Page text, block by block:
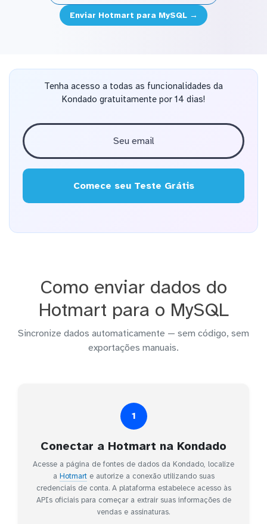
Enviar Hotmart para MySQL →
Tenha acesso a todas as funcionalidades da
Kondado gratuitamente por 14 dias!
Comece seu Teste Grátis
Como enviar dados do
Hotmart para o MySQL
Sincronize dados automaticamente — sem código, sem
exportações manuais.
1
Conectar a Hotmart na Kondado
Acesse a página de fontes de dados da Kondado, localize
a Hotmarte autorize a conexão utilizando suas
credenciais de conta. A plataforma estabelece acesso às
APIs oficiais para começar a extrair suas informações de
vendas e assinaturas.